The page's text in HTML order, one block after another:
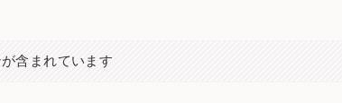
含まれています